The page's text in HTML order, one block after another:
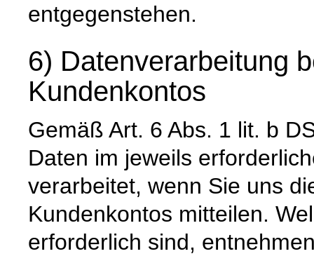
entgegenstehen.
6) Datenverarbeitung
Kundenkontos
Gemäß Art. 6 Abs. 1 lit. b
Daten im jeweils
verarbeitet, wenn Sie uns
Kundenkontos mitteilen.
erforderlich sind,